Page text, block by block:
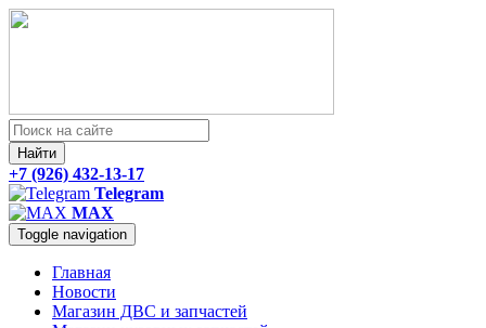
Найти
+7 (926) 432-13-17
Telegram
MAX
Toggle navigation
Главная
Новости
Магазин ДВС и запчастей